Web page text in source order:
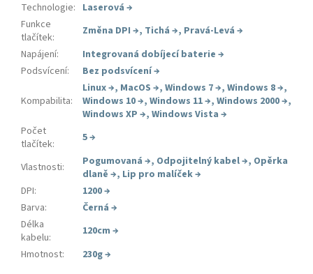
Technologie: Laserová →
Funkce
tlačítek: Změna DPI →, Tichá →, Pravá-Levá →
Napájení: Integrovaná dobíjecí baterie →
Podsvícení: Bez podsvícení→
Kompabilita:
Linux→, MacOS →, Windows 7→, Windows 8→,
Windows 10→, Windows 11→, Windows 2000→,
Windows XP →, Windows Vista →
Počet
tlačítek: 5→
Vlastnosti: Pogumovaná →, Odpojitelný kabel→, Opěrka
dlaně →, Lip pro malíček→
DPI: 1200→
Barva: Černá →
Délka
kabelu: 120cm →
Hmotnost: 230g→